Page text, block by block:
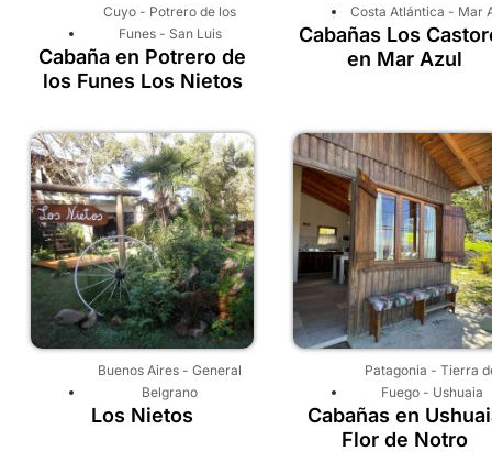
Cuyo - Potrero de los
Funes- San Luis
Cabaña en Potrero de
los Funes Los Nietos
Costa Atlántica - Mar
Cabañas Los
en Mar Azul
Buenos Aires - General
Belgrano
Los Nietos
Patagonia - Tierra
Fuego - Ushuaia
Cabañas en
Flor de Notro